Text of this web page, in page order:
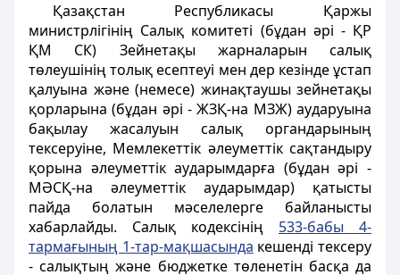
Қазақстан Республикасы Қаржы
министрлігінің Салық комитеті (бұдан әрі - ҚР
ҚМ СК) Зейнетақы жарналарын салық
төлеушінің толық есептеуі мен дер кезінде ұстап
қалуына және (немесе) жинақтаушы зейнетақы
қорларына (бұдан әрі - ЖЗҚ-на МЗЖ) аударуына
бақылау жасалуын салық органдарының
тексеруіне, Мемлекеттік әлеуметтік сақтандыру
қорына әлеуметтік аударымдарға (бұдан әрі -
МӘСҚ-на әлеуметтік аударымдар) қатысты
пайда болатын мәселелерге байланысты
хабарлайды. Салық кодексінің 533-бабы 4-
тармағының 1-тар-мақшасында кешенді тексеру
- салықтың және бюджетке төленетін басқа да